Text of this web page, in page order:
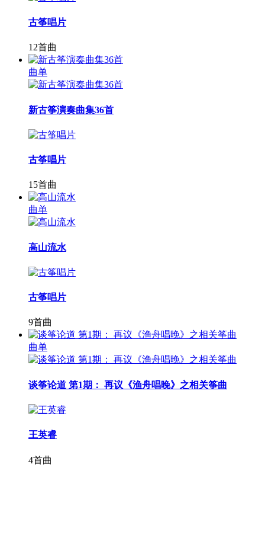
古筝唱片
12首曲
曲单
新古筝演奏曲集36首
古筝唱片
15首曲
曲单
高山流水
古筝唱片
9首曲
曲单
谈筝论道 第1期： 再议《渔舟唱晚》之相关筝曲
王英睿
4首曲